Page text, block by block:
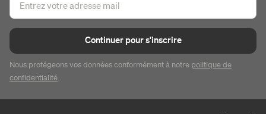
Continuer pour s'inscrire
Nous protégeons vos données conformément à notre politique de
confidentialité.